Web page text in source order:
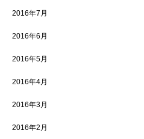
2016年7月
2016年6月
2016年5月
2016年4月
2016年3月
2016年2月